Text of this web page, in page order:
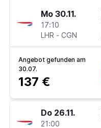
Mo 30.11.
17:10
LHR - CGN
Angebot gefunden am
30.07.
137 €
Do 26.11.
21:00